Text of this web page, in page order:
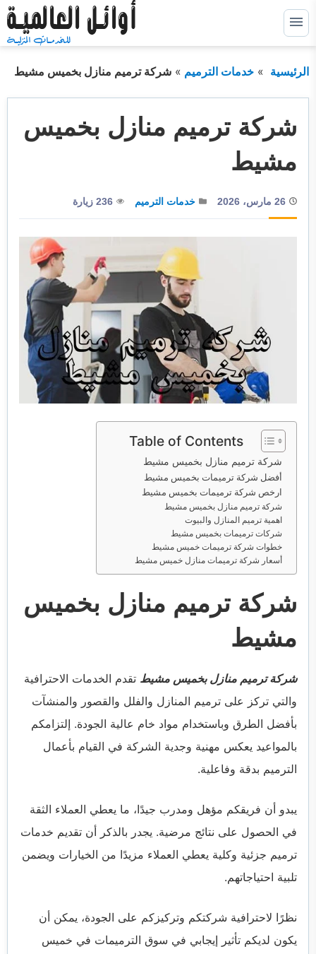
التجاوز
إلى القائمة
عن:
ابحث
خدمات كشف التسربات
القائمة
الفرعية
خدمات عزل خزانات
القائمة
الفرعية
خدمات عزل اسطح
الفرعية
خدمات عزل فومتوسيع
القائمة
خدمات الترميم
خدمات مكافحة الحشرات
خدمات نقل اثاث
الرئيسية خدمات الترميم شركة ترميم منازل بخميس مشيط
شركة ترميم منازل بخميس
مشيط
26 مارس، 2026 خدمات الترميم 236 زيارة
Table of Contents
شركة ترميم منازل بخميس مشيط
أفضل شركة ترميمات بخميس مشيط
ارخص شركة ترميمات بخميس مشيط
شركة ترميم منازل بخميس مشيط
اهمية ترميم المنازل والبيوت
شركات ترميمات بخميس مشيط
خطوات شركة ترميمات خميس مشيط
أسعار شركة ترميمات منازل خميس مشيط
شركة ترميم منازل بخميس
مشيط
شركة ترميم منازل بخميس مشيط تقدم الخدمات الاحترافية
والتي تركز على ترميم المنازل والفلل والقصور والمنشآت
بأفضل الطرق وباستخدام مواد خام عالية الجودة. إلتزامكم
بالمواعيد يعكس مهنية وجدية الشركة في القيام بأعمال
الترميم بدقة وفاعلية.
يبدو أن فريقكم مؤهل ومدرب جيدًا، ما يعطي العملاء الثقة
في الحصول على نتائج مرضية. يجدر بالذكر أن تقديم خدمات
ترميم جزئية وكلية يعطي العملاء مزيدًا من الخيارات ويضمن
تلبية احتياجاتهم.
نظرًا لاحترافية شركتكم وتركيزكم على الجودة، يمكن أن
يكون لديكم تأثير إيجابي في سوق الترميمات في خميس